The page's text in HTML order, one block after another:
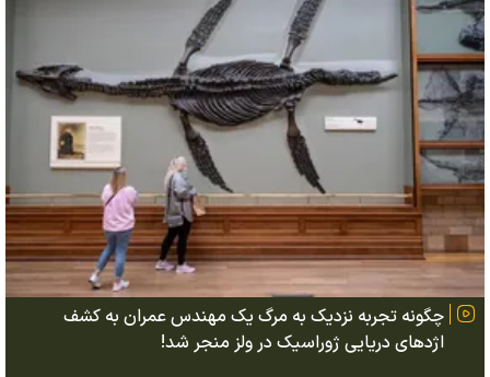
چگونه تجربه نزدیک به مرگ یک مهندس عمران به کشف
اژد‌های دریایی ژوراسیک در ولز منجر شد!